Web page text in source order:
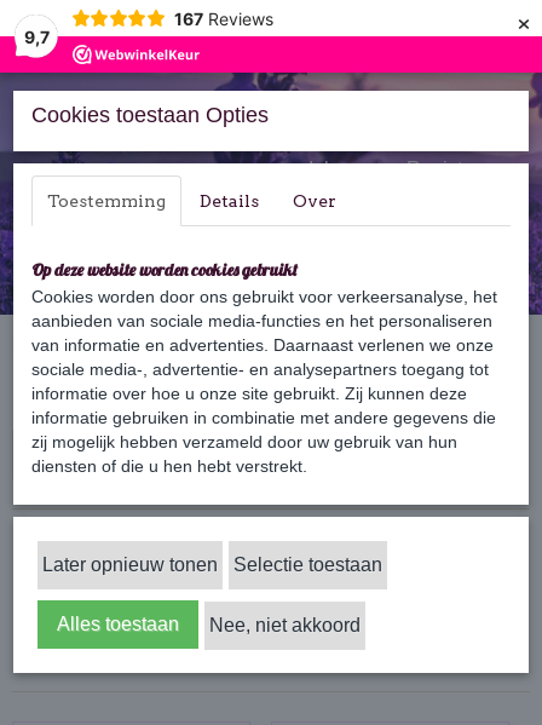
9,7
167 Reviews ×
Inloggen Registreren
Home › Bars › Conditioner Bars
Haartype
Selecteer 1 of meerdere opties
Sorteer op:
Cookies toestaan Opties
Toestemming Details Over
Op deze website worden cookies gebruikt
Cookies worden door ons gebruikt voor verkeersanalyse, het
aanbieden van sociale media-functies en het personaliseren
van informatie en advertenties. Daarnaast verlenen we onze
sociale media-, advertentie- en analysepartners toegang tot
informatie over hoe u onze site gebruikt. Zij kunnen deze
informatie gebruiken in combinatie met andere gegevens die
zij mogelijk hebben verzameld door uw gebruik van hun
diensten of die u hen hebt verstrekt.
Later opnieuw tonen Selectie toestaan
Alles toestaan Nee, niet akkoord